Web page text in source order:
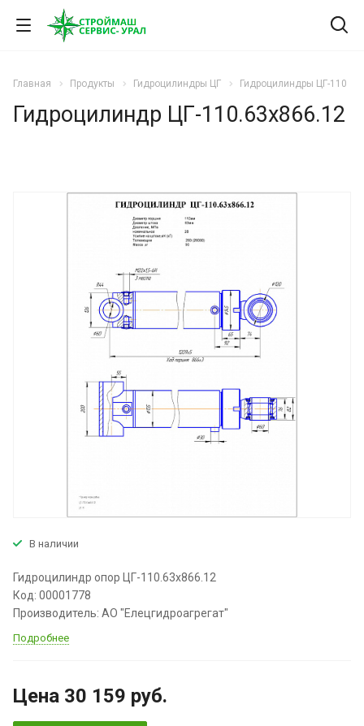
Главная Продукты Гидроцилиндры ЦГ Гидроцилиндры ЦГ-110
Гидроцилиндр ЦГ-110.63х866.12
В наличии
Гидроцилиндр опор ЦГ-110.63х866.12
Код: 00001778
Производитель: АО "Елецгидроагрегат"
Подробнее
Цена 30 159 руб.